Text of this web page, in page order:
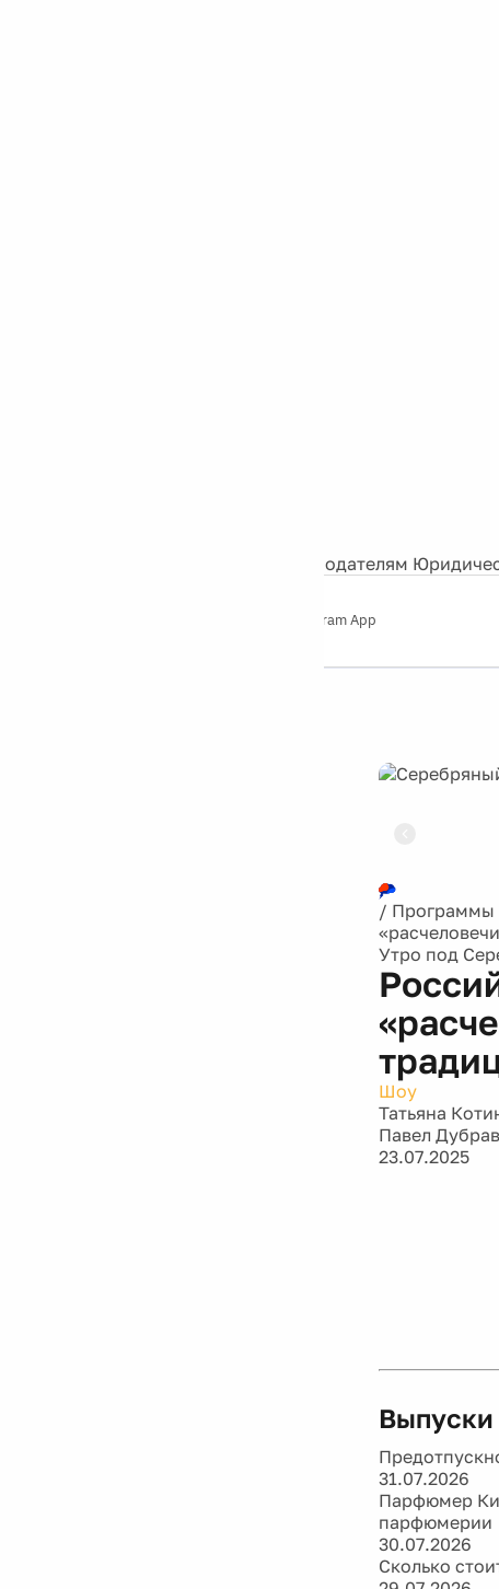
Рекламодателям
Telegram App
/ Программы
Утро под
Шоу
Татьяна
Павел
23.07.2025
31.07.2026
Парфюмер
парфюмерии
30.07.2026
Сколько